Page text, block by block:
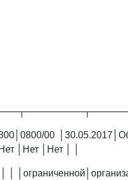
00
│Нет │Нет │ │
│ │